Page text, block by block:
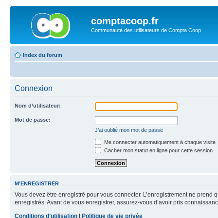
comptacoop.fr
Communauté des utilisateurs de Compta Coop
Index du forum
Connexion
Nom d’utilisateur:
Mot de passe:
J’ai oublié mon mot de passe
Me connecter automatiquement à chaque visite
Cacher mon statut en ligne pour cette session
M’ENREGISTRER
Vous devez être enregistré pour vous connecter. L’enregistrement ne
enregistrés. Avant de vous enregistrer, assurez-vous d’avoir pris
Conditions d’utilisation
Politique de vie privée